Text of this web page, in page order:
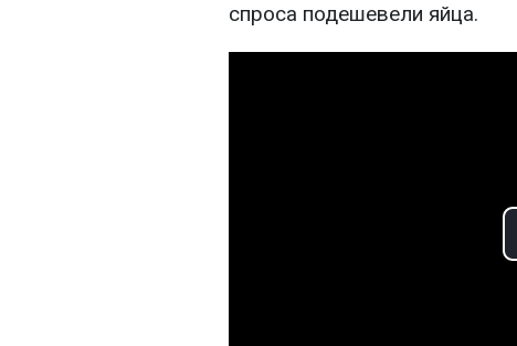
спроса подешевели яйца.